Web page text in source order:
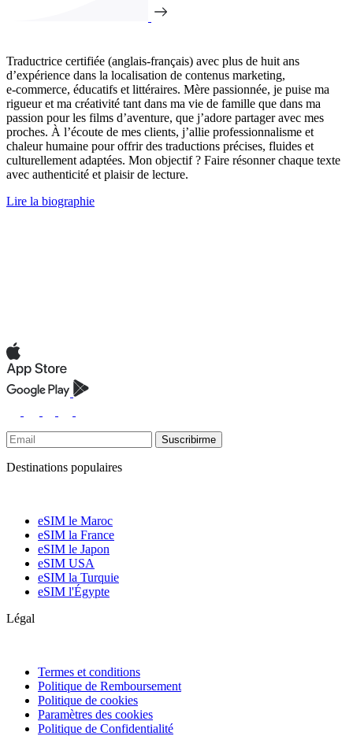
Traductrice certifiée (anglais-français) avec plus de huit ans
d’expérience dans la localisation de contenus marketing,
e‑commerce, éducatifs et littéraires. Mère passionnée, je puise ma
rigueur et ma créativité tant dans ma vie de famille que dans ma
passion pour les films d’aventure, que j’adore partager avec mes
proches. À l’écoute de mes clients, j’allie professionnalisme et
chaleur humaine pour offrir des traductions précises, fluides et
culturellement adaptées. Mon objectif ? Faire résonner chaque texte
avec authenticité et plaisir de lecture.
Lire la biographie
Suscribirme
Destinations populaires
eSIM le Maroc
eSIM la France
eSIM le Japon
eSIM USA
eSIM la Turquie
eSIM l'Égypte
Légal
Termes et conditions
Politique de Remboursement
Politique de cookies
Paramètres des cookies
Politique de Confidentialité